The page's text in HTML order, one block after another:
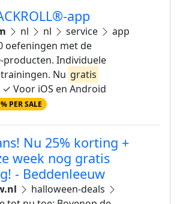
app
nl nl service
app
oefeningen met de
producten. Individuele
Nu gratis
Voor iOS en Android
% PER SALE
Nu 25% korting +
week nog gratis
- Beddenleeuw
halloween-deals